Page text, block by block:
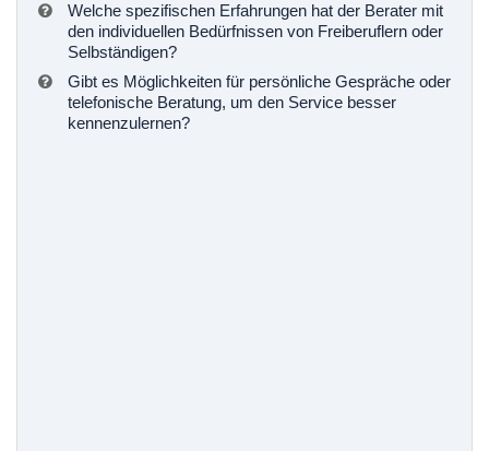
Welche spezifischen Erfahrungen hat der Berater mit
den individuellen Bedürfnissen von Freiberuflern oder
Selbständigen?
Gibt es Möglichkeiten für persönliche Gespräche oder
telefonische Beratung, um den Service besser
kennenzulernen?